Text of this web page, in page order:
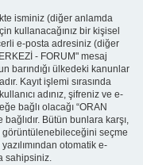
isminiz (diğer anlamda
kullanacağınız bir kişisel
e-posta adresiniz (diğer
- FORUM" mesaj
barındığı ülkedeki kanunlar
Kayıt işlemi sırasında
adınız, şifreniz ve e-
bağlı olacağı “ORAN
Bütün bunlara karşı,
görüntülenebileceğini seçme
otomatik e-
sahipsiniz.